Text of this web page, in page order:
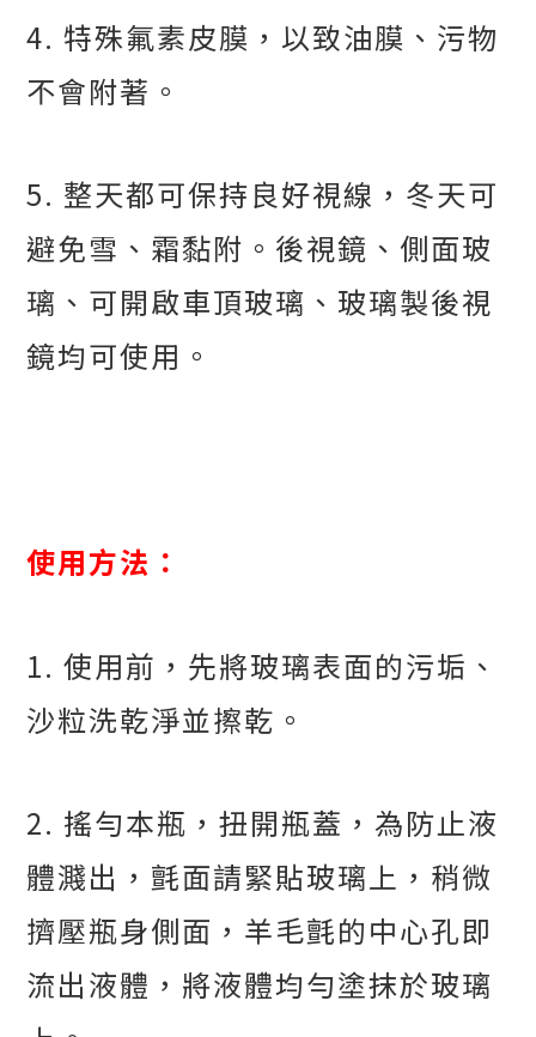
4. 特殊氟素皮膜，以致油膜、污物
不會附著。
5. 整天都可保持良好視線，冬天可
避免雪、霜黏附。後視鏡、側面玻
璃、可開啟車頂玻璃、玻璃製後視
鏡均可使用。
使用方法：
1. 使用前，先將玻璃表面的污垢、
沙粒洗乾淨並擦乾。
2. 搖勻本瓶，扭開瓶蓋，為防止液
體濺出，氈面請緊貼玻璃上，稍微
擠壓瓶身側面，羊毛氈的中心孔即
流出液體，將液體均勻塗抹於玻璃